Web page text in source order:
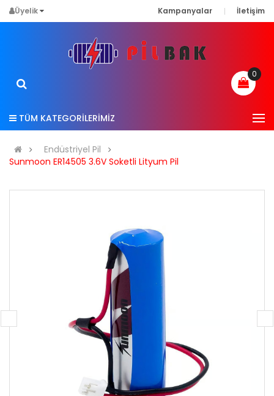
Üyelik Kampanyalar İletişim
0
TÜM KATEGORİLERİMİZ
Endüstriyel Pil
Sunmoon ER14505 3.6V Soketli Lityum Pil